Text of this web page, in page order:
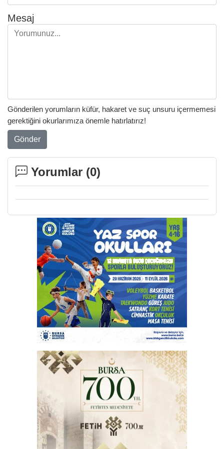
Mesaj
Gönderilen yorumların küfür, hakaret ve suç unsuru içermemesi
gerektiğini okurlarımıza önemle hatırlatırız!
Gönder
Yorumlar (0)